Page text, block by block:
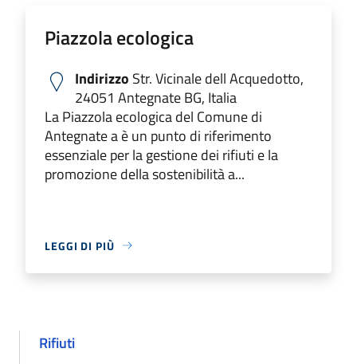
Piazzola ecologica
Indirizzo Str. Vicinale dell Acquedotto,
24051 Antegnate BG, Italia
La Piazzola ecologica del Comune di
Antegnate a è un punto di riferimento
essenziale per la gestione dei rifiuti e la
promozione della sostenibilità a...
LEGGI DI PIÙ
Rifiuti